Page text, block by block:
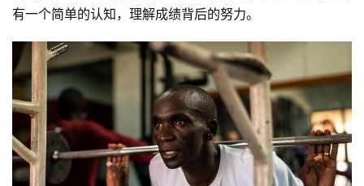
有一个简单的认知，理解成绩背后的努力。